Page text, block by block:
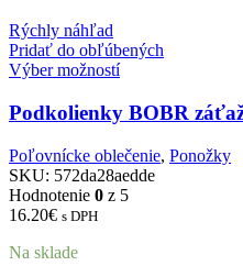
Rýchly náhľad
Pridať do obľúbených
Výber možností
Podkolienky BOBR
Poľovnícke oblečenie, Ponožky
SKU: 572da28aedde
Hodnotenie 0 z 5
16.20€ s DPH
Na sklade